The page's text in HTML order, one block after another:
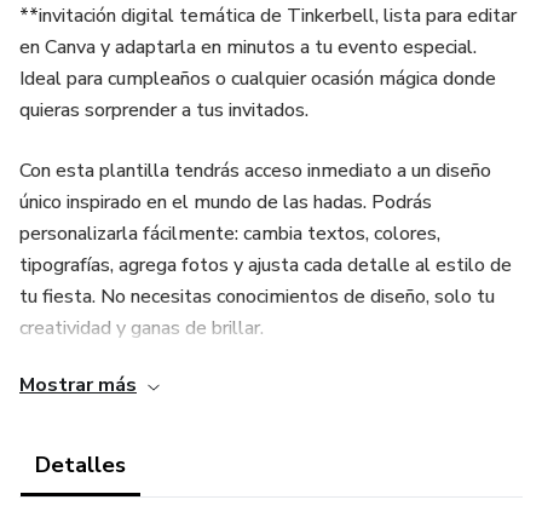
**invitación digital temática de Tinkerbell, lista para editar
en Canva y adaptarla en minutos a tu evento especial.
Ideal para cumpleaños o cualquier ocasión mágica donde
quieras sorprender a tus invitados.
Con esta plantilla tendrás acceso inmediato a un diseño
único inspirado en el mundo de las hadas. Podrás
personalizarla fácilmente: cambia textos, colores,
tipografías, agrega fotos y ajusta cada detalle al estilo de
tu fiesta. No necesitas conocimientos de diseño, solo tu
creatividad y ganas de brillar.
Mostrar más
Detalles